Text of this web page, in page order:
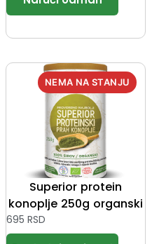
Superior protein
konoplje 250g organski
695 RSD